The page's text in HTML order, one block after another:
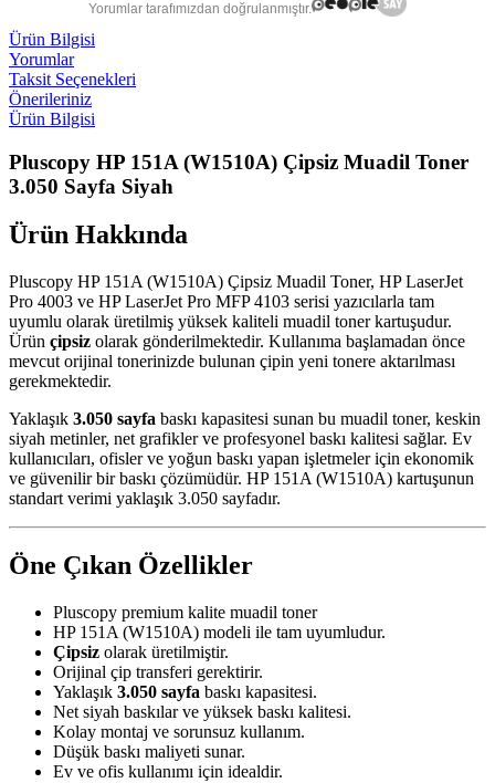
Yorumlar tarafımızdan doğrulanmıştır.
Ürün Bilgisi
Yorumlar
Taksit Seçenekleri
Önerileriniz
Ürün Bilgisi
Pluscopy HP 151A (W1510A) Çipsiz Muadil Toner
3.050 Sayfa Siyah
Ürün Hakkında
Pluscopy HP 151A (W1510A) Çipsiz Muadil Toner, HP LaserJet
Pro 4003 ve HP LaserJet Pro MFP 4103 serisi yazıcılarla tam
uyumlu olarak üretilmiş yüksek kaliteli muadil toner kartuşudur.
Ürün çipsiz olarak gönderilmektedir. Kullanıma başlamadan önce
mevcut orijinal tonerinizde bulunan çipin yeni tonere aktarılması
gerekmektedir.
Yaklaşık 3.050 sayfa baskı kapasitesi sunan bu muadil toner, keskin
siyah metinler, net grafikler ve profesyonel baskı kalitesi sağlar. Ev
kullanıcıları, ofisler ve yoğun baskı yapan işletmeler için ekonomik
ve güvenilir bir baskı çözümüdür. HP 151A (W1510A) kartuşunun
standart verimi yaklaşık 3.050 sayfadır.
Öne Çıkan Özellikler
Pluscopy premium kalite muadil toner
HP 151A (W1510A) modeli ile tam uyumludur.
Çipsiz olarak üretilmiştir.
Orijinal çip transferi gerektirir.
Yaklaşık 3.050 sayfa baskı kapasitesi.
Net siyah baskılar ve yüksek baskı kalitesi.
Kolay montaj ve sorunsuz kullanım.
Düşük baskı maliyeti sunar.
Ev ve ofis kullanımı için idealdir.